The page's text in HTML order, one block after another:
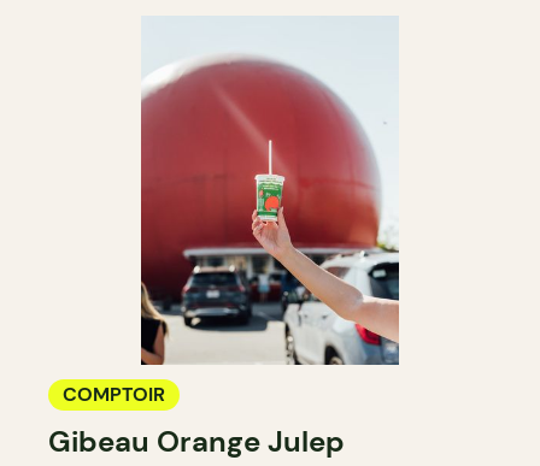
COMPTOIR
Gibeau Orange Julep